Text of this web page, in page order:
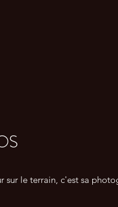
le terrain, c'est sa